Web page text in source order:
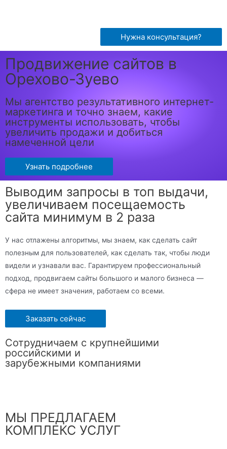
Нужна консультация?
Продвижение сайтов в
Орехово-Зуево
Мы агентство результативного интернет-
маркетинга и точно знаем, какие
инструменты использовать, чтобы
увеличить продажи и добиться
намеченной цели
Узнать подробнее
Выводим запросы в топ выдачи,
увеличиваем посещаемость
сайта минимум в 2 раза
У нас отлажены алгоритмы, мы знаем, как сделать сайт
полезным для пользователей, как сделать так, чтобы люди
видели и узнавали вас. Гарантируем профессиональный
подход, продвигаем сайты большого и малого бизнеса —
сфера не имеет значения, работаем со всеми.
Заказать сейчас
Сотрудничаем с крупнейшими
российскими и
зарубежными компаниями
МЫ ПРЕДЛАГАЕМ
КОМПЛЕКС УСЛУГ